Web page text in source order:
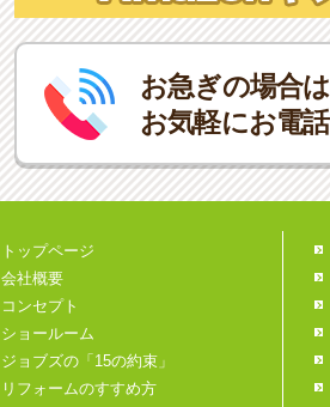
お急ぎの場合は
お気軽にお電
トップページ
会社概要
コンセプト
ショールーム
ジョブズの「15の約束」
リフォームのすすめ方